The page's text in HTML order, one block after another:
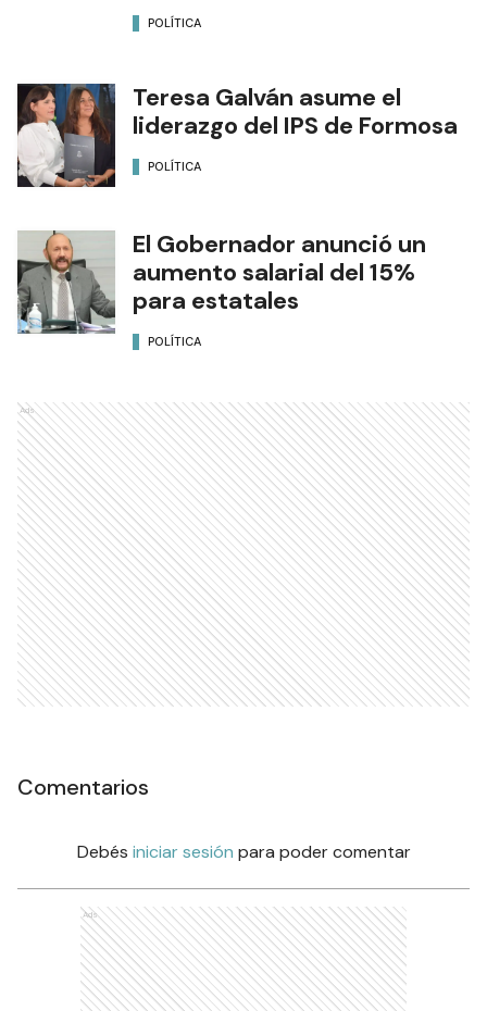
POLÍTICA
Teresa Galván asume el
liderazgo del IPS de Formosa
POLÍTICA
El Gobernador anunció un
aumento salarial del 15%
para estatales
POLÍTICA
Ads
Comentarios
Debés iniciar sesión para poder comentar
Ads